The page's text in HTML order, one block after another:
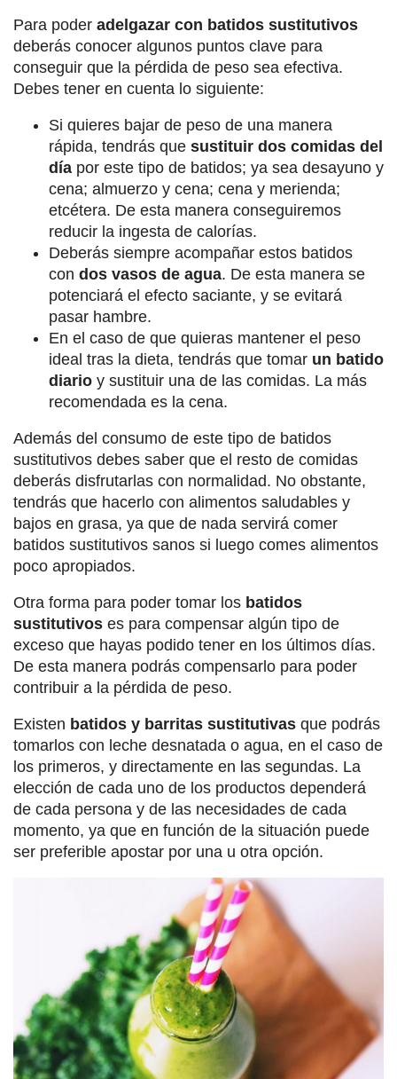
Para poder adelgazar con batidos sustitutivos
deberás conocer algunos puntos clave para
conseguir que la pérdida de peso sea efectiva.
Debes tener en cuenta lo siguiente:
Si quieres bajar de peso de una manera
rápida, tendrás que sustituir dos comidas del
día por este tipo de batidos; ya sea desayuno y
cena; almuerzo y cena; cena y merienda;
etcétera. De esta manera conseguiremos
reducir la ingesta de calorías.
Deberás siempre acompañar estos batidos
con dos vasos de agua. De esta manera se
potenciará el efecto saciante, y se evitará
pasar hambre.
En el caso de que quieras mantener el peso
ideal tras la dieta, tendrás que tomar un batido
diario y sustituir una de las comidas. La más
recomendada es la cena.
Además del consumo de este tipo de batidos
sustitutivos debes saber que el resto de comidas
deberás disfrutarlas con normalidad. No obstante,
tendrás que hacerlo con alimentos saludables y
bajos en grasa, ya que de nada servirá comer
batidos sustitutivos sanos si luego comes alimentos
poco apropiados.
Otra forma para poder tomar los batidos
sustitutivos es para compensar algún tipo de
exceso que hayas podido tener en los últimos días.
De esta manera podrás compensarlo para poder
contribuir a la pérdida de peso.
Existen batidos y barritas sustitutivas que podrás
tomarlos con leche desnatada o agua, en el caso de
los primeros, y directamente en las segundas. La
elección de cada uno de los productos dependerá
de cada persona y de las necesidades de cada
momento, ya que en función de la situación puede
ser preferible apostar por una u otra opción.